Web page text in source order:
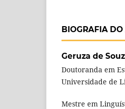
BIOGRAFIA DO
Geruza de
Doutoranda em
Universidade de
Mestre em